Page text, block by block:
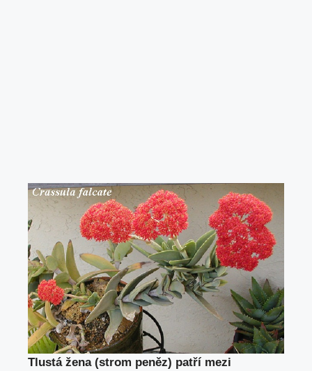
Tlustá žena (strom peněz) patří mezi